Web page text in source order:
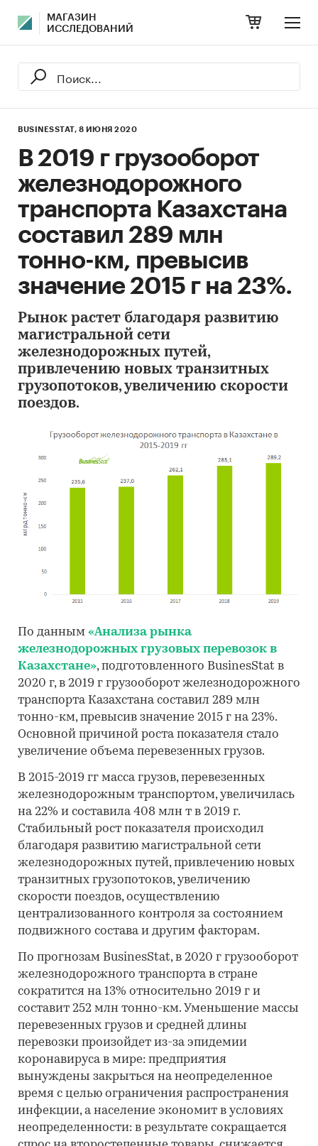
МАГАЗИН
ИССЛЕДОВАНИЙ
BUSINESSTAT, 8 ИЮНЯ 2020
В 2019 г грузооборот
железнодорожного
транспорта Казахстана
составил 289 млн
тонно-км, превысив
значение 2015 г на 23%.
Рынок растет благодаря развитию
магистральной сети
железнодорожных путей,
привлечению новых транзитных
грузопотоков, увеличению скорости
поездов.
По данным «Анализа рынка
железнодорожных грузовых перевозок в
Казахстане», подготовленного BusinesStat в
2020 г, в 2019 г грузооборот железнодорожного
транспорта Казахстана составил 289 млн
тонно-км, превысив значение 2015 г на 23%.
Основной причиной роста показателя стало
увеличение объема перевезенных грузов.
В 2015-2019 гг масса грузов, перевезенных
железнодорожным транспортом, увеличилась
на 22% и составила 408 млн т в 2019 г.
Стабильный рост показателя происходил
благодаря развитию магистральной сети
железнодорожных путей, привлечению новых
транзитных грузопотоков, увеличению
скорости поездов, осуществлению
централизованного контроля за состоянием
подвижного состава и другим факторам.
По прогнозам BusinesStat, в 2020 г грузооборот
железнодорожного транспорта в стране
сократится на 13% относительно 2019 г и
составит 252 млн тонно-км. Уменьшение массы
перевезенных грузов и средней длины
перевозки произойдет из-за эпидемии
коронавируса в мире: предприятия
вынуждены закрыться на неопределенное
время с целью ограничения распространения
инфекции, а население экономит в условиях
неопределенности: в результате сокращается